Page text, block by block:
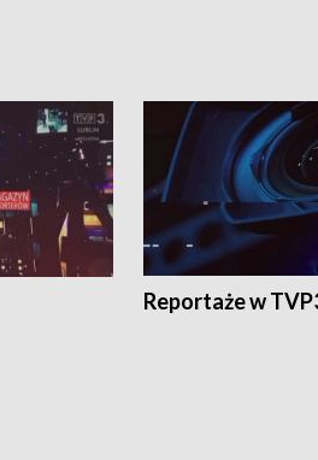
Reportaże w